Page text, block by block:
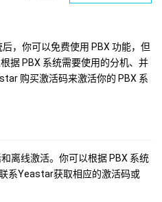
，你可以免费使用 PBX 功能，但
据 PBX 系统需要使用的分机、并
购买激活码来激活你的 PBX 系
离线激活。你可以根据 PBX 系统
系Yeastar获取相应的激活码或